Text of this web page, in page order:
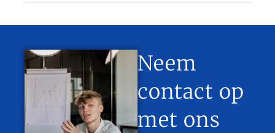
Neem
contact op
met ons